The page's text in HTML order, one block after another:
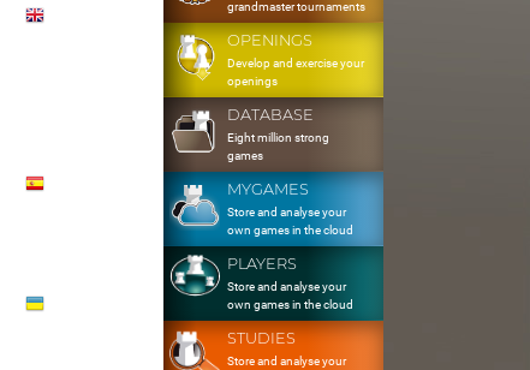
grandmaster tournaments
OPENINGS
Develop and exercise your
openings
DATABASE
Eight million strong
games
MYGAMES
Store and analyse your
own games in the cloud
PLAYERS
Store and analyse your
own games in the cloud
STUDIES
Store and analyse your